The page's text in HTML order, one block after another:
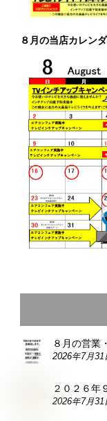
８月の当店カレン
８月の営業
2026年7月31
２０２６年
2026年7月31